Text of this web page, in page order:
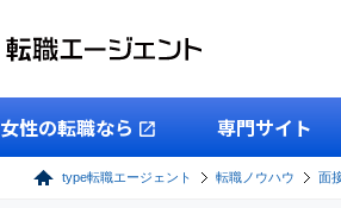
女性の転職なら 専門サイト
type転職エージェント 転職ノウハウ 面